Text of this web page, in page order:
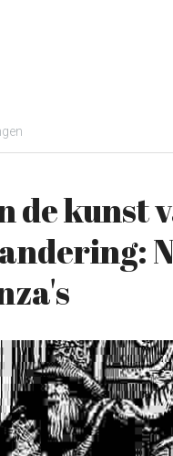
de kunst